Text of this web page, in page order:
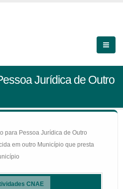
Jurídica de Outro
para Pessoa Jurídica de Outro
em outro Município que presta
CNAE